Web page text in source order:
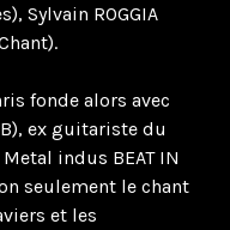
Sylvain ROGGIA
fonde alors avec
ex guitariste du
indus BEAT IN
seulement le chant
et les